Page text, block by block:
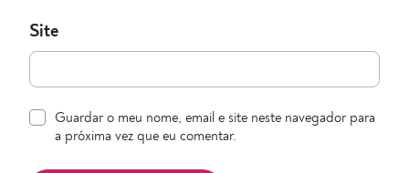
Site
Guardar o meu nome, email e site neste navegador para
a próxima vez que eu comentar.